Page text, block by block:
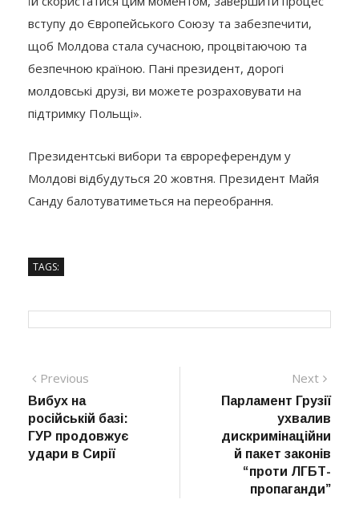
вступу до Європейського Союзу та забезпечити,
щоб Молдова стала сучасною, процвітаючою та
безпечною країною. Пані президент, дорогі
молдовські друзі, ви можете розраховувати на
підтримку Польщі».
Президентські вибори та єврореферендум у
Молдові відбудуться 20 жовтня. Президент Майя
Санду балотуватиметься на переобрання.
TAGS:
Навігація
записів
Previous
Вибух на
російській базі:
ГУР продовжує
удари в Сирії
Next
post:
Парламент Грузії
ухвалив
дискримінаційни
й пакет законів
“проти ЛГБТ-
пропаганди”